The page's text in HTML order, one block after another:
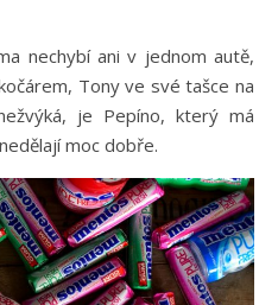
nechybí ani v jednom autě,
Tony ve své tašce na
je Pepíno, který má
moc dobře.